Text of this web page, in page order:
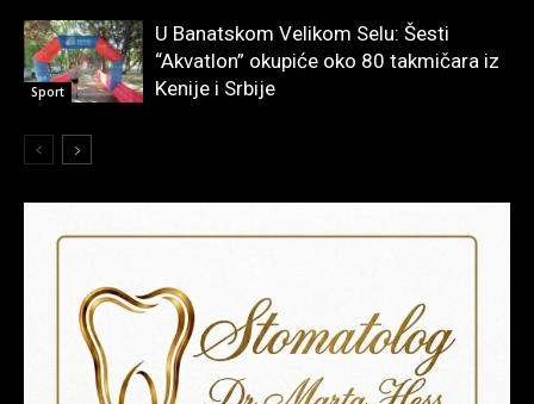
Sport
U Banatskom Velikom Selu: Šesti
“Akvatlon” okupiće oko 80 takmičara iz
Kenije i Srbije